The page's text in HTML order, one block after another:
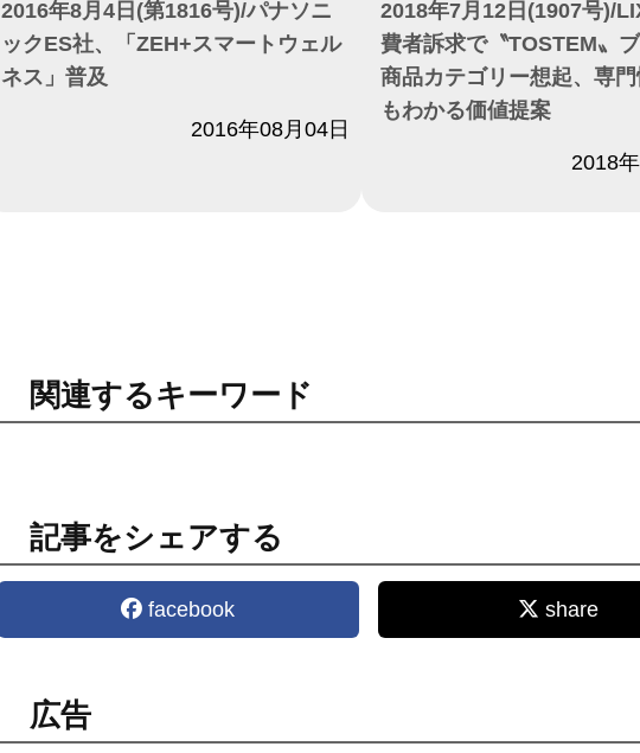
2016年8月4日(第1816号)/パナソニ
ックES社、「ZEH+スマートウェル
ネス」普及
2016年08月04日
2018年7月12日(1907号)/
費者訴求で〝TOSTEM〟
商品カテゴリー想起、専
もわかる価値提案
2018
関連するキーワード
記事をシェアする
facebook share
広告